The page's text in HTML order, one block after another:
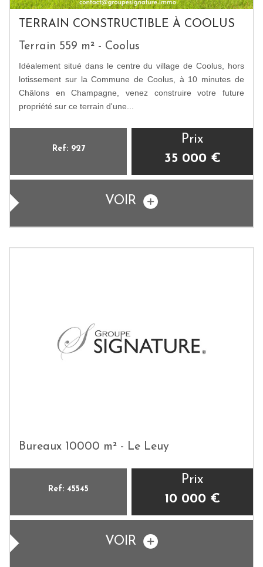
TERRAIN CONSTRUCTIBLE À COOLUS
Terrain 559 m² - Coolus
Idéalement situé dans le centre du village de Coolus, hors
lotissement sur la Commune de Coolus, à 10 minutes de
Châlons en Champagne, venez construire votre future
propriété sur ce terrain d'une...
Ref: 927
Prix
35 000 €
VOIR
Bureaux 10000 m² - Le Leuy
Ref: 45545
Prix
10 000 €
VOIR